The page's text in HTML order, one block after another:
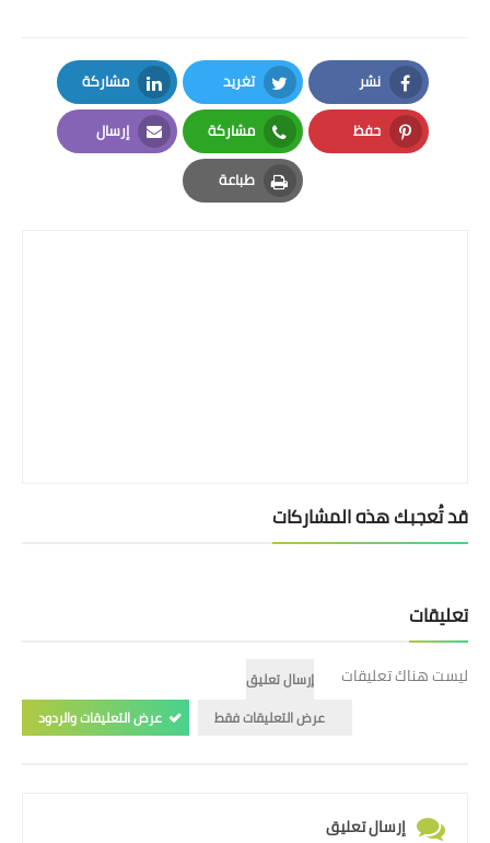
نشر
Facebook
تغريد
Twitter
مشاركة
LinkedIn
حفظ
Pinterest
مشاركة
Whatsapp
إرسال
Email
طباعة
Print
قد تُعجبك هذه المشاركات
تعليقات
ليست هناك تعليقات
إرسال تعليق
عرض التعليقات فقط
عرض التعليقات والردود
إرسال تعليق